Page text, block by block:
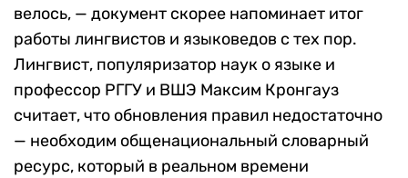
велось, — документ скорее напоминает итог
работы лингвистов и языковедов с тех пор.
Лингвист, популяризатор наук о языке и
профессор РГГУ и ВШЭ Максим Кронгауз
считает, что обновления правил недостаточно
— необходим общенациональный словарный
ресурс, который в реальном времени